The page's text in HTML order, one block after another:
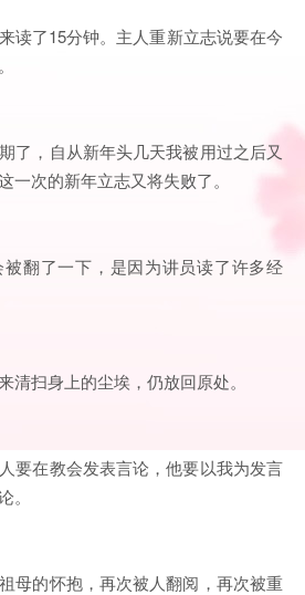
读了15分钟。主人重新立志说要在今
了，自从新年头几天我被用过之后又
一次的新年立志又将失败了。
翻了一下，是因为讲员读了许多经
清扫身上的尘埃，仍放回原处。
要在教会发表言论，他要以我为发言
母的怀抱，再次被人翻阅，再次被重